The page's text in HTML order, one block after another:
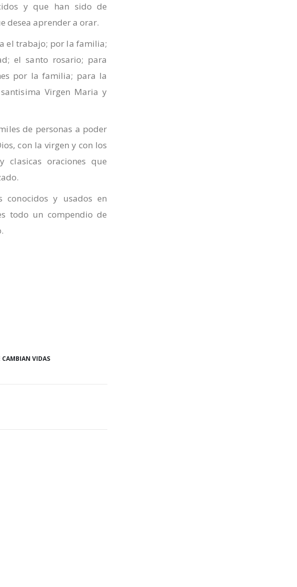
y que han sido de
desea aprender a orar.
el trabajo; por la familia;
el santo rosario; para
por la familia; para la
Virgen Maria y
de personas a poder
con la virgen y con los
oraciones que
y usados en
todo un compendio de
CAMBIAN VIDAS